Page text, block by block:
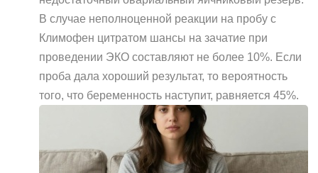
В случае неполноценной реакции на пробу с
Климофен цитратом шансы на зачатие при
проведении ЭКО составляют не более 10%. Если
проба дала хороший результат, то вероятность
того, что беременность наступит, равняется 45%.